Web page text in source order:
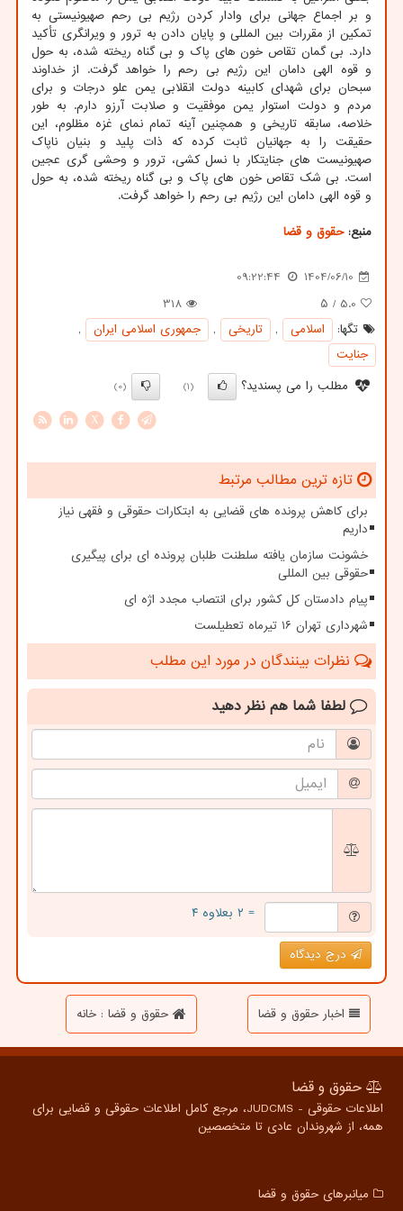
و بر اجماع جهانی برای وادار کردن رژیم بی رحم صهیونیستی به
تمکین از مقررات بین المللی و پایان دادن به ترور و ویرانگری تأکید
دارد. بی گمان تقاص خون های پاک و بی گناه ریخته شده، به حول
و قوه الهی دامان این رژیم بی رحم را خواهد گرفت. از خداوند
سبحان برای شهدای کابینه دولت انقلابی یمن علو درجات و برای
مردم و دولت استوار یمن موفقیت و صلابت آرزو دارم. به طور
خلاصه، سابقه تاریخی و همچنین آینه تمام نمای غزه مظلوم، این
حقیقت را به جهانیان ثابت کرده که ذات پلید و بنیان ناپاک
صهیونیست های جنایتکار با نسل کشی، ترور و وحشی گری عجین
است. بی شک تقاص خون های پاک و بی گناه ریخته شده، به حول
و قوه الهی دامان این رژیم بی رحم را خواهد گرفت.
منبع:حقوق و قضا
1404/06/10
09:22:44
5.0 / ۵
318
تگها:
اسلامی , تاریخی , جمهوری اسلامی ایران
,
جنایت
مطلب را می پسندید؟
(1)
(0)
X
تازه ترین مطالب مرتبط
برای کاهش پرونده های قضایی به ابتکارات حقوقی و فقهی نیاز
داریم
خشونت سازمان یافته سلطنت طلبان پرونده ای برای پیگیری
حقوقی بین المللی
پیام دادستان کل کشور برای انتصاب مجدد اژه ای
شهرداری تهران ۱۶ تیرماه تعطیلست
نظرات بینندگان در مورد این مطلب
لطفا شما هم نظر دهید
= ۲ بعلاوه ۴
درج دیدگاه
اخبار حقوق و قضا حقوق و قضا : خانه
حقوق و قضا
اطلاعات حقوقی - JUDCMS، مرجع کامل اطلاعات حقوقی و قضایی برای
همه، از شهروندان عادی تا متخصصین
میانبرهای حقوق و قضا